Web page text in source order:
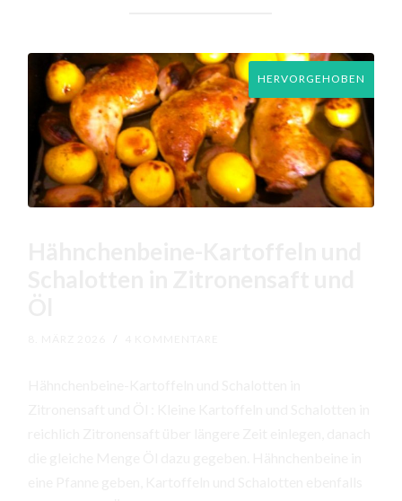
HERVORGEHOBEN
/